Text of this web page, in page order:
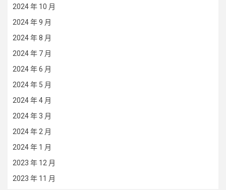
2024 年 10 月
2024 年 9 月
2024 年 8 月
2024 年 7 月
2024 年 6 月
2024 年 5 月
2024 年 4 月
2024 年 3 月
2024 年 2 月
2024 年 1 月
2023 年 12 月
2023 年 11 月